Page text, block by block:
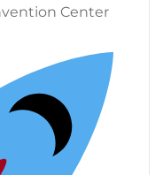
Center